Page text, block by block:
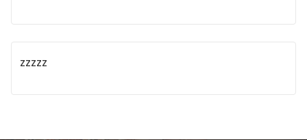
zzzzz